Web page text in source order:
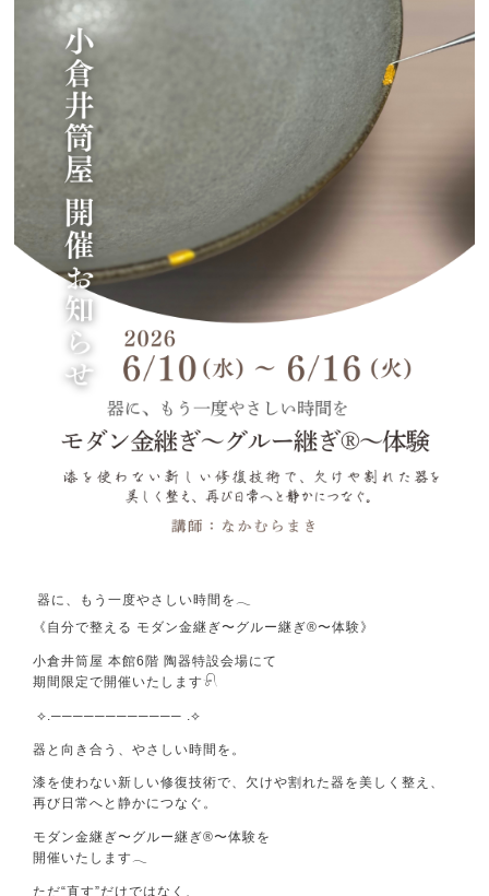
器に、もう一度やさしい時間を𓂃
《自分で整える モダン金継ぎ〜グルー継ぎ®〜体験》
小倉井筒屋 本館6階 陶器特設会場にて
期間限定で開催いたします𓍯
⟡.──────────── .⟡
器と向き合う、やさしい時間を。
漆を使わない新しい修復技術で、欠けや割れた器を美しく整え、
再び日常へと静かにつなぐ。
モダン金継ぎ〜グルー継ぎ®〜体験を
開催いたします𓂃
ただ“直す”だけではなく、